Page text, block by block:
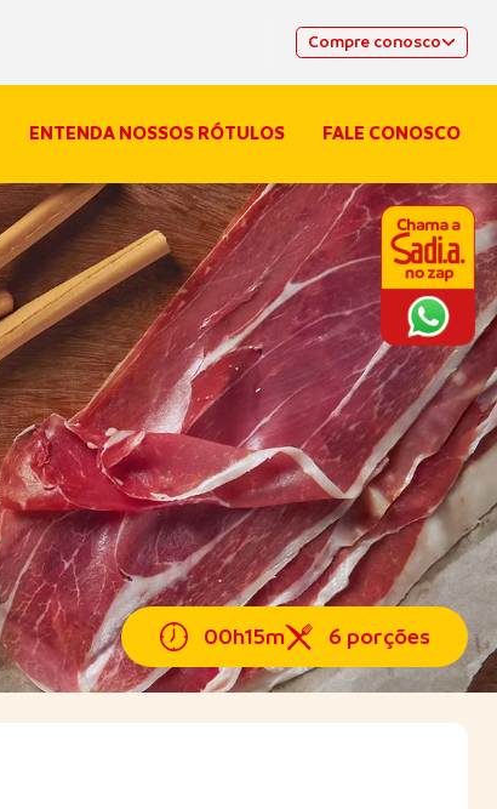
Compre conosco
ENTENDA NOSSOS RÓTULOS FALE CONOSCO
00h15m 6 porções